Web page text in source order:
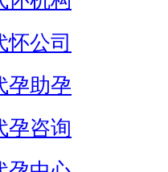
怀公司
孕助孕
孕咨询